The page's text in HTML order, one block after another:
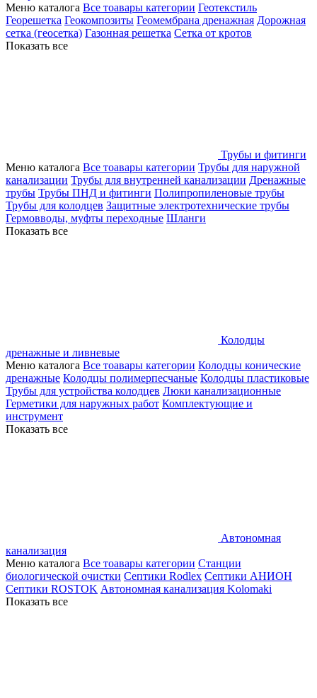
Меню каталога Все тоавары категории Геотекстиль
Георешетка Геокомпозиты Геомембрана дренажная Дорожная
сетка (геосетка) Газонная решетка Сетка от кротов
Показать все
Трубы и фитинги
Меню каталога Все тоавары категории Трубы для наружной
канализации Трубы для внутренней канализации Дренажные
трубы Трубы ПНД и фитинги Полипропиленовые трубы
Трубы для колодцев Защитные электротехнические трубы
Гермовводы, муфты переходные Шланги
Показать все
Колодцы
дренажные и ливневые
Меню каталога Все тоавары категории Колодцы конические
дренажные Колодцы полимерпесчаные Колодцы пластиковые
Трубы для устройства колодцев Люки канализационные
Герметики для наружных работ Комплектующие и
инструмент
Показать все
Автономная
канализация
Меню каталога Все тоавары категории Станции
биологической очистки Септики Rodlex Септики АНИОН
Септики ROSTOK Автономная канализация Kolomaki
Показать все